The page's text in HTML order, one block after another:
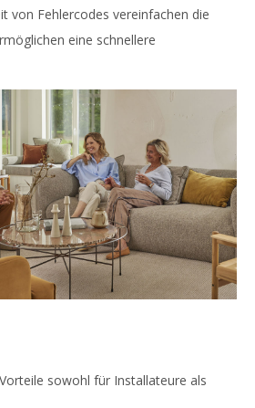
von Fehlercodes vereinfachen die
eine schnellere
sowohl für Installateure als